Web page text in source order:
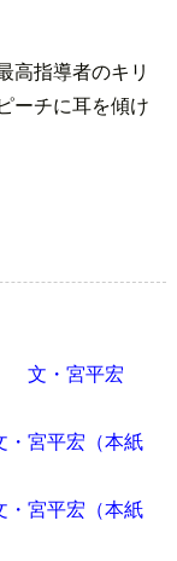
高指導者のキリ
ーチに耳を傾け
文・宮平宏
宮平宏（本紙
宮平宏（本紙